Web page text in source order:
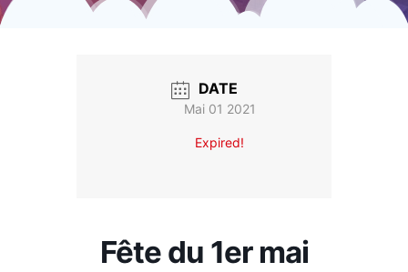
DATE
Mai 01 2021
Expired!
Fête du 1er mai